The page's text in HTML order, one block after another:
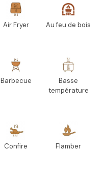
Air Fryer Au feu de bois
Barbecue
Basse
température
Confire Flamber